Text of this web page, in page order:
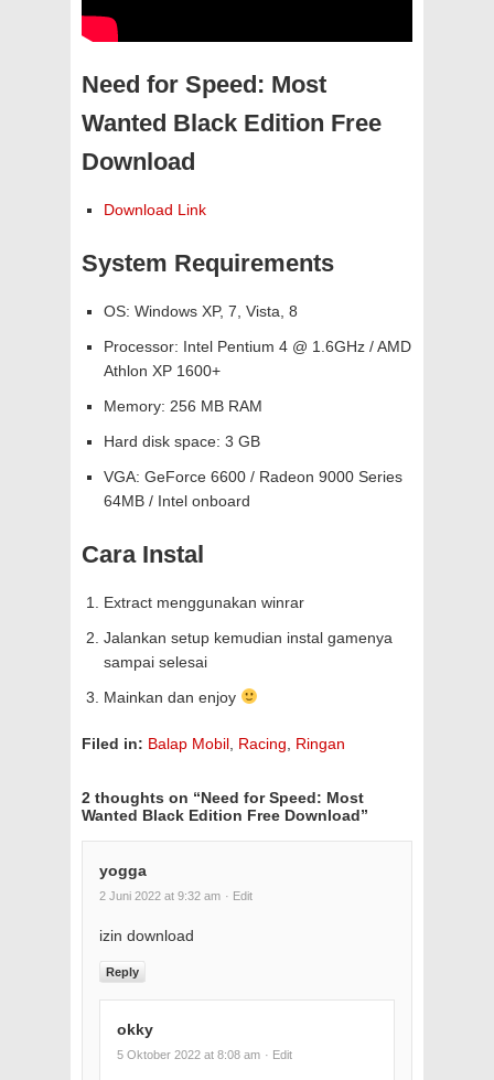
Need for Speed: Most
Wanted Black Edition Free
Download
Download Link
System Requirements
OS: Windows XP, 7, Vista, 8
Processor: Intel Pentium 4 @ 1.6GHz / AMD
Athlon XP 1600+
Memory: 256 MB RAM
Hard disk space: 3 GB
VGA: GeForce 6600 / Radeon 9000 Series
64MB / Intel onboard
Cara Instal
Extract menggunakan winrar
Jalankan setup kemudian instal gamenya
sampai selesai
Mainkan dan enjoy
Filed in: Balap Mobil Racing Ringan
2 thoughts on “Need for Speed: Most
Wanted Black Edition Free Download”
yogga
2 Juni 2022 at 9:32 am · Edit
izin download
Reply
okky
5 Oktober 2022 at 8:08 am · Edit